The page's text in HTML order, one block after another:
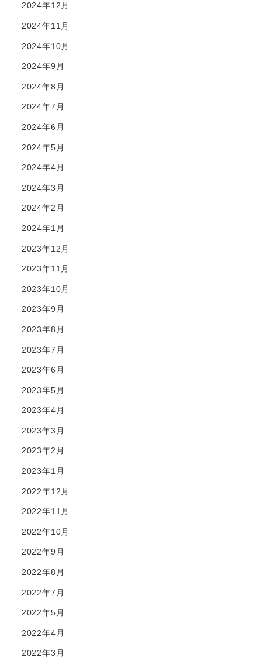
2024年12月
2024年11月
2024年10月
2024年9月
2024年8月
2024年7月
2024年6月
2024年5月
2024年4月
2024年3月
2024年2月
2024年1月
2023年12月
2023年11月
2023年10月
2023年9月
2023年8月
2023年7月
2023年6月
2023年5月
2023年4月
2023年3月
2023年2月
2023年1月
2022年12月
2022年11月
2022年10月
2022年9月
2022年8月
2022年7月
2022年5月
2022年4月
2022年3月